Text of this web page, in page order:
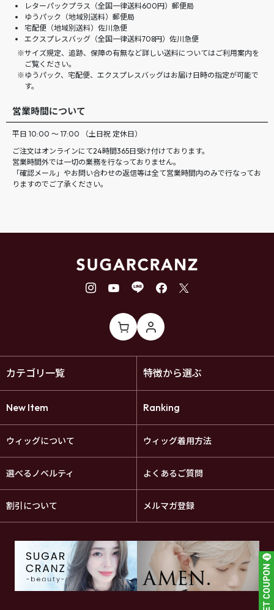
レターパックプラス（全国一律送料600円）郵便局
ゆうパック（地域別送料）郵便局
宅配便（地域別送料）佐川急便
エクスプレスバッグ（全国一律送料708円）佐川急便
サイズ規定、追跡、保障の有無など詳しい送料についてはご利用案内を
ご覧ください。
ゆうパック、宅配便、エクスプレスバッグはお届け日時の指定が可能で
す。
営業時間について
平日 10:00 ～ 17:00 （土日祝 定休日）
ご注文はオンラインにて24時間365日受け付けております。
営業時間外では一切の業務を行なっておりません。
「確認メール」やお問い合わせの返信等は全て営業時間内のみで行なってお
りますのでご了承ください。
カテゴリ一覧 特徴から選ぶ
New Item Ranking
ウィッグについて ウィッグ着用方法
選べるノベルティ よくあるご質問
割引について メルマガ登録